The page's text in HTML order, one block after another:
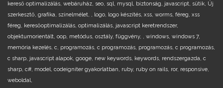
kereső optimalizálás, webáruház, seo, sql, mysql, biztonság, javascript, sütik, Új
szerkesztő, grafika, színelmélet, , logo, logo készítés, xss, worms, féreg, xss
féreg, keresőoptimalizálás, optimalizálás, javascript keretrendszer,
objektumorientált, oop, metódus, osztály, függvény, , windows, windows 7,
memória kezelés, c, programozás, c programozás, programozás, c programozás,
c sharp, javascript alapok, googe, new keywords, keywords, rendszergazda, c
sharp, c#, model, codeigniter gyakorlatban, ruby, ruby on rails, ror, responsive,
weboldal,